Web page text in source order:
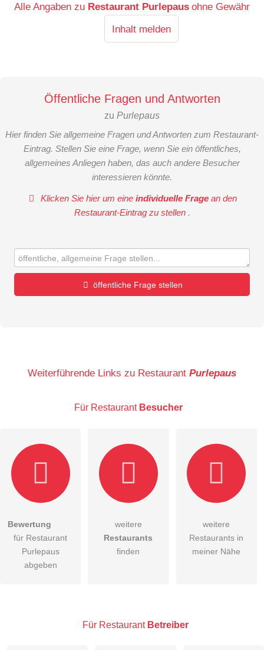
Alle Angaben zu Restaurant Purlepaus ohne Gewähr
Inhalt melden
Öffentliche Fragen und Antworten
zu Purlepaus
Hier finden Sie allgemeine Fragen und Antworten zum Restaurant-
Eintrag. Stellen Sie eine Frage, wenn Sie ein öffentliches,
allgemeines Anliegen haben, das auch andere Besucher
interessieren könnte.
Klicken Sie hier um eineindividuelle Frage an den
Restaurant-Eintrag zu stellen .
öffentliche Frage stellen
E-Mail-Adresse (wird nicht veröffentlicht)
Hiermit akzeptiere ich dieAGB
Die Datenschutzerklärung habe ich zur Kenntnis genommen.
Besucher sichtbar.
Weiterführende Links zu Restaurant Purlepaus
Für Restaurant Besucher
Bewertung
für Restaurant
Purlepaus
abgeben
weitere
Restaurants
finden
weitere
Restaurants in
meiner Nähe
Für Restaurant Betreiber